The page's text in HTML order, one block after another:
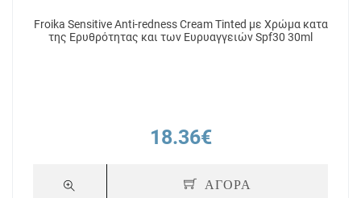
Froika Sensitive Anti-redness Cream Tinted με Χρώμα κατα
της Ερυθρότητας και των Ευρυαγγειών Spf30 30ml
18.36€
ΑΓΟΡΑ